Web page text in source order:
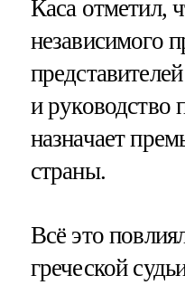
Каса отметил,
независимого
и руководство
назначает
страны.
Всё это
греческой